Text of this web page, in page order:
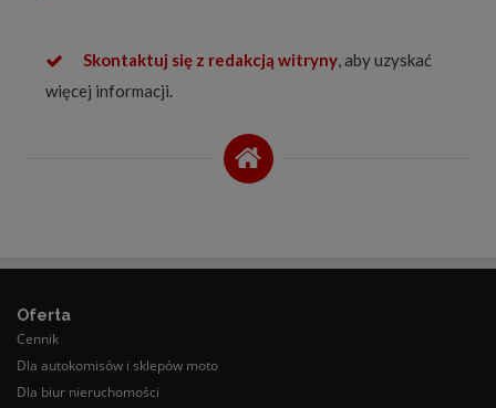
Skontaktuj się z redakcją witryny, aby uzyskać
więcej informacji.
Oferta
Cennik
Dla autokomisów i sklepów moto
Dla biur nieruchomości